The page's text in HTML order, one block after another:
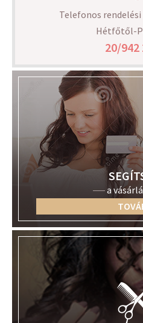
Telefonos
Hétfőtől-
20/942
a